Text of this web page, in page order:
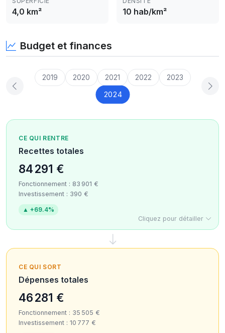
4,0 km² 10 hab/km²
Budget et finances
2019 2020 2021 2022 2023
2024
CE QUI RENTRE
Recettes totales
84 291 €
Fonctionnement : 83 901 €
Investissement : 390 €
▲ +69.4%
Cliquez pour détailler
CE QUI SORT
Dépenses totales
46 281 €
Fonctionnement : 35 505 €
Investissement : 10 777 €